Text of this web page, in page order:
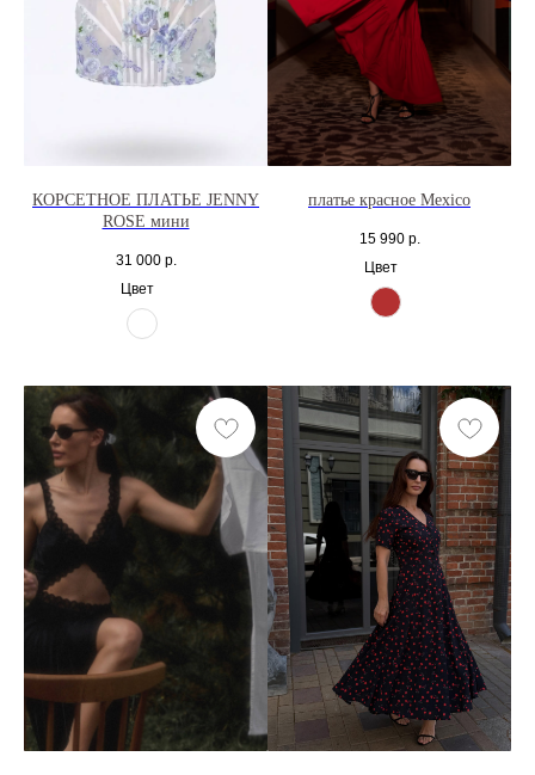
КОРСЕТНОЕ ПЛАТЬЕ JENNY
ROSE мини
31 000 р.
Цвет
платье красное Mexico
15 990 р.
Цвет